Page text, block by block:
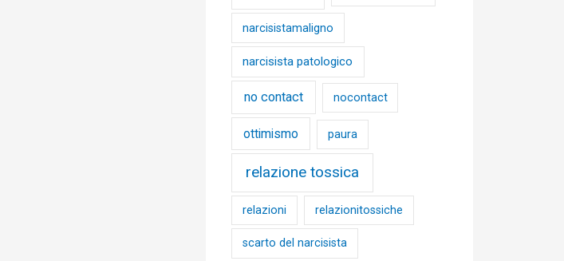
narcisistamaligno
narcisista patologico
no contact nocontact
ottimismo paura
relazione tossica
relazioni relazionitossiche
scarto del narcisista